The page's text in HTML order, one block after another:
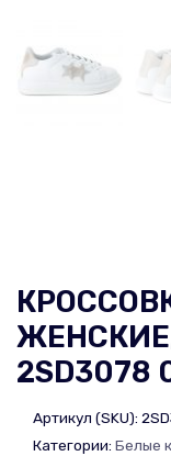
2SD3078
Артикул (SKU):
Категории: Белые